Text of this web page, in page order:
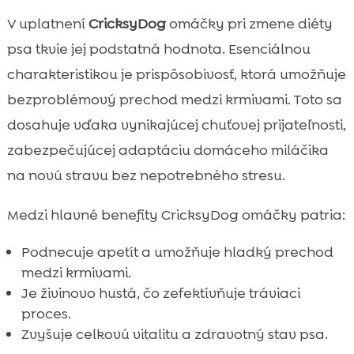
V uplatneníCricksyDogomáčky pri zmene diéty
psa tkvie jej podstatná hodnota. Esenciálnou
charakteristikou je prispôsobivosť, ktorá umožňuje
bezproblémový prechod medzi krmivami. Toto sa
dosahuje vďaka vynikajúcej chuťovej prijateľnosti,
zabezpečujúcej adaptáciu domáceho miláčika
na novú stravu bez nepotrebného stresu.
Medzi hlavné benefity CricksyDog omáčky patria:
Podnecuje apetít a umožňuje hladký prechod
medzi krmivami.
Je živinovo hustá, čo zefektívňuje tráviaci
proces.
Zvyšuje celkovú vitalitu a zdravotný stav psa.